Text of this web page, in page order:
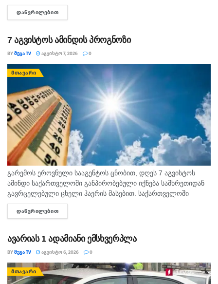
გულწრფელი საუბარი ბევრ გაუგებრობას გააქრობს. კურო
ფინანსურ საკითხებში სიფრთხილე გამოიჩინეთ და ემოციური...
ᲓᲐᲬᲕᲠᲘᲚᲔᲑᲘᲗ
7 აგვისტოს ამინდის პროგნოზი
BYᲛᲔᲒᲐ TV ᲐᲒᲕᲘᲡᲢᲝ 7, 2026 0
ᲛᲗᲐᲕᲐᲠᲘ
გარემოს ეროვნული სააგენტოს ცნობით, დღეს 7 აგვისტოს
ამინდი საქართველოში განპირობებული იქნება სამხრეთიდან
გავრცელებული ცხელი ჰაერის მასებით. საქართველოში
მოსალოდნელია: დროგამოშვებით ღრუბლიანობის მომატება.
უმეტესად უნალექოდ. იქროლებსაღმოსავლეთის
ᲓᲐᲬᲕᲠᲘᲚᲔᲑᲘᲗ
ავარიას 1 ადამიანი ემსხვერპლა
BYᲛᲔᲒᲐ TV ᲐᲒᲕᲘᲡᲢᲝ 6, 2026 0
ᲛᲗᲐᲕᲐᲠᲘ